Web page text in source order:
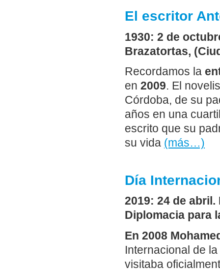
El escritor
1930: 2 de
Brazatortas,
Recordamos la
en 2009. El
Córdoba, de su
años en una
escrito que su
su vida (más…)
Día
2019: 24 de abril.
Diplomacia para
En 2008
Internacional de
visitaba